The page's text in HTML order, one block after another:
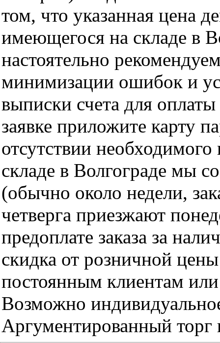
том, что указанная цена
имеющегося на складе в
настоятельно
минимизации ошибок и
выписки счета для
заявке приложите карту
отсутствии
складе в Волгограде мы
(обычно около недели,
четверга приезжают
предоплате заказа за
скидка от розничной
постоянным клиентам
Возможно
Аргументированный торг